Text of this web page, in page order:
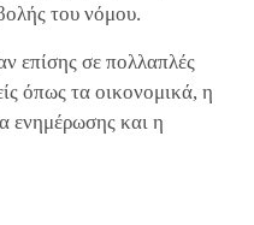
του νόμου.
επίσης σε πολλαπλές
όπως τα οικονομικά, η
ενημέρωσης και η